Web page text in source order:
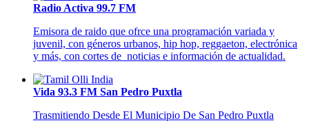
Radio Activa 99.7 FM
Emisora de raido que ofrce una programación variada y
juvenil, con géneros urbanos, hip hop, reggaeton, electrónica
y más, con cortes de noticias e información de actualidad.
Vida 93.3 FM San Pedro Puxtla
Trasmitiendo Desde El Municipio De San Pedro Puxtla